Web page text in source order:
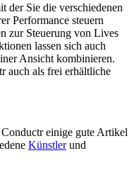
der Sie die verschiedenen
Performance steuern
zur Steuerung von Lives
lassen sich auch
Ansicht kombinieren.
auch als frei erhältliche
einige gute Artikel
Künstlerund